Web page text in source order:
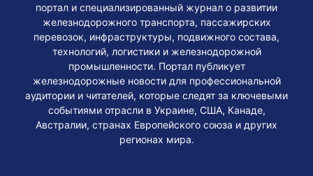
портал и специализированный журнал о развитии
железнодорожного транспорта, пассажирских
перевозок, инфраструктуры, подвижного состава,
технологий, логистики и железнодорожной
промышленности. Портал публикует
железнодорожные новости для профессиональной
аудитории и читателей, которые следят за ключевыми
событиями отрасли в Украине, США, Канаде,
Австралии, странах Европейского союза и других
регионах мира.